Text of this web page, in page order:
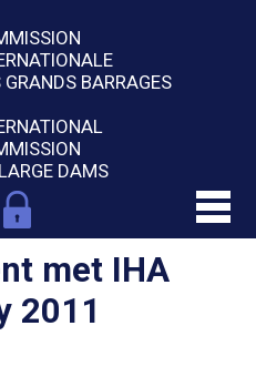
GRANDS BARRAGES
DAMS
met IHA
2011